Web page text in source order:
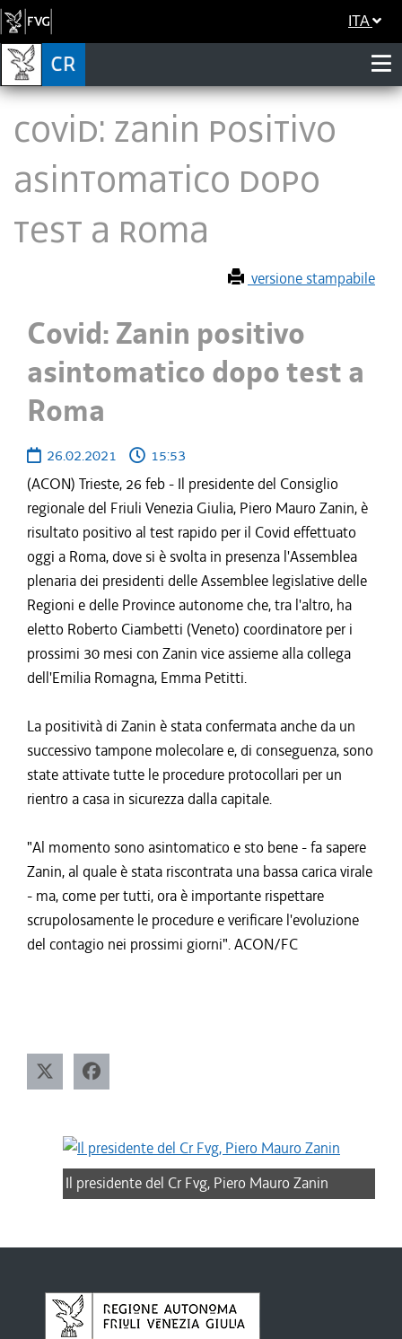
ITA
Covid: Zanin positivo
asintomatico dopo
test a Roma
versione stampabile
Covid: Zanin positivo
asintomatico dopo test a
Roma
26.02.2021
15:53
(ACON) Trieste, 26 feb - Il presidente del Consiglio
regionale del Friuli Venezia Giulia, Piero Mauro Zanin, è
risultato positivo al test rapido per il Covid effettuato
oggi a Roma, dove si è svolta in presenza l'Assemblea
plenaria dei presidenti delle Assemblee legislative delle
Regioni e delle Province autonome che, tra l'altro, ha
eletto Roberto Ciambetti (Veneto) coordinatore per i
prossimi 30 mesi con Zanin vice assieme alla collega
dell'Emilia Romagna, Emma Petitti.
La positività di Zanin è stata confermata anche da un
successivo tampone molecolare e, di conseguenza, sono
state attivate tutte le procedure protocollari per un
rientro a casa in sicurezza dalla capitale.
"Al momento sono asintomatico e sto bene - fa sapere
Zanin, al quale è stata riscontrata una bassa carica virale
- ma, come per tutti, ora è importante rispettare
scrupolosamente le procedure e verificare l'evoluzione
del contagio nei prossimi giorni". ACON/FC
Il presidente del Cr Fvg, Piero Mauro Zanin